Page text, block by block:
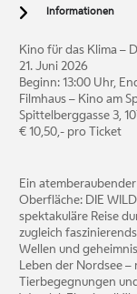
Informationen
Kino für das Klima –
21. Juni 2026
Beginn: 13:00 Uhr,
Filmhaus – Kino am
Spittelberggasse 3,
€ 10,50,- pro Ticket
Ein
Oberfläche: DIE
spektakuläre Reise
zugleich
Wellen und
Leben der Nordsee
Tierbegegnungen